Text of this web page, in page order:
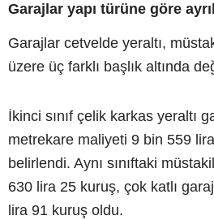
Garajlar yapı türüne göre
Garajlar cetvelde yeraltı,
üzere üç farklı başlık altında
İkinci sınıf çelik karkas yeraltı
metrekare maliyeti 9 bin 559
belirlendi. Aynı sınıftaki
630 lira 25 kuruş, çok katlı
lira 91 kuruş oldu.